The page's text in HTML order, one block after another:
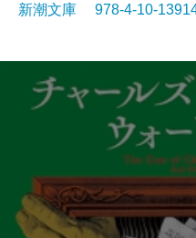
新潮文庫 978-4-10-